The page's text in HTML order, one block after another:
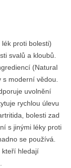
proti bolesti)
svalů a kloubů.
(Natural
s moderní vědou.
uvolnění
rychlou úlevu
bolesti zad
s jinými léky proti
se používá.
kteří hledají